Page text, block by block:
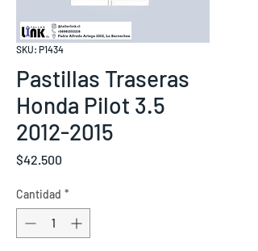
SKU: P1434
Pastillas Traseras
Honda Pilot 3.5
2012-2015
$42.500
Cantidad *